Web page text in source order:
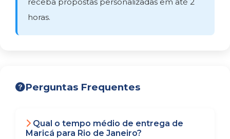
horas.
Perguntas Frequentes
Qual o tempo médio de entrega de
Maricá para Rio de Janeiro?